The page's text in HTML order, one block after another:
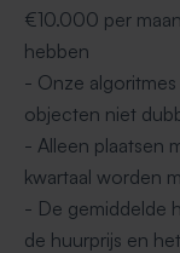
€10.000 per
hebben
- Onze
objecten niet
- Alleen plaatsen
kwartaal worden
- De gemiddelde
de huurprijs en